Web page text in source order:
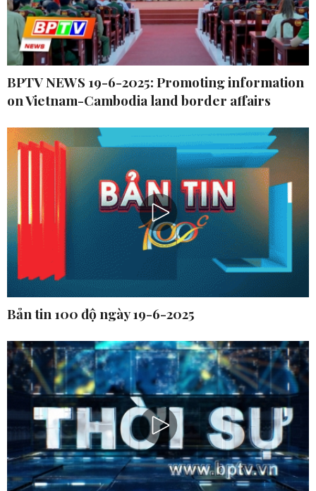
BPTV NEWS 19-6-2025: Promoting information
on Vietnam-Cambodia land border affairs
Bản tin 100 độ ngày 19-6-2025